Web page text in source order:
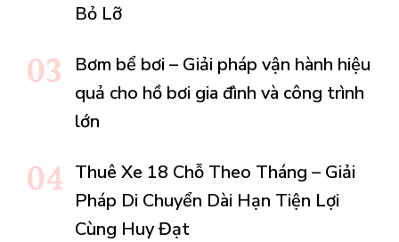
Bỏ Lỡ
Bơm bể bơi – Giải pháp vận hành hiệu
quả cho hồ bơi gia đình và công trình
lớn
Thuê Xe 18 Chỗ Theo Tháng – Giải
Pháp Di Chuyển Dài Hạn Tiện Lợi
Cùng Huy Đạt